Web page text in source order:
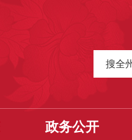
搜全
政务公开